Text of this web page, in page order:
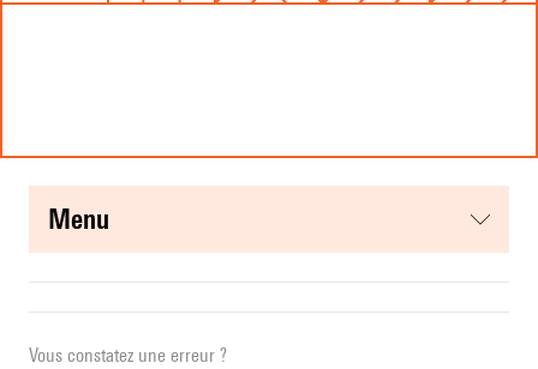
menu
Vous constatez une erreur ?